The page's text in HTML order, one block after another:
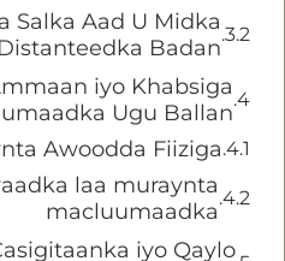
Salka Aad U Midka
Distanteedka Badan
iyo Khabsiga
Ugu Ballan
Awoodda Fiiziga
laa muraynta
macluumaadka
iyo Qaylo